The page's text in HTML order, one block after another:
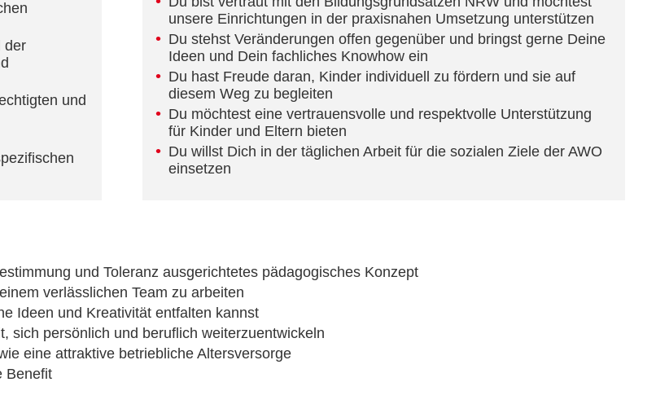
der
und
unsere Einrichtungen in der praxisnahen Umsetzung unterstützen
Du stehst Veränderungen offen gegenüber und bringst gerne Deine
Ideen und Dein fachliches Knowhow ein
Du hast Freude daran, Kinder individuell zu fördern und sie auf
diesem Weg zu begleiten
Du möchtest eine vertrauensvolle und respektvolle Unterstützung
für Kinder und Eltern bieten
Du willst Dich in der täglichen Arbeit für die sozialen Ziele der AWO
einsetzen
und Toleranz ausgerichtetes pädagogisches Konzept
verlässlichen Team zu arbeiten
Ideen und Kreativität entfalten kannst
sich persönlich und beruflich weiterzuentwickeln
eine attraktive betriebliche Altersversorge
Benefit